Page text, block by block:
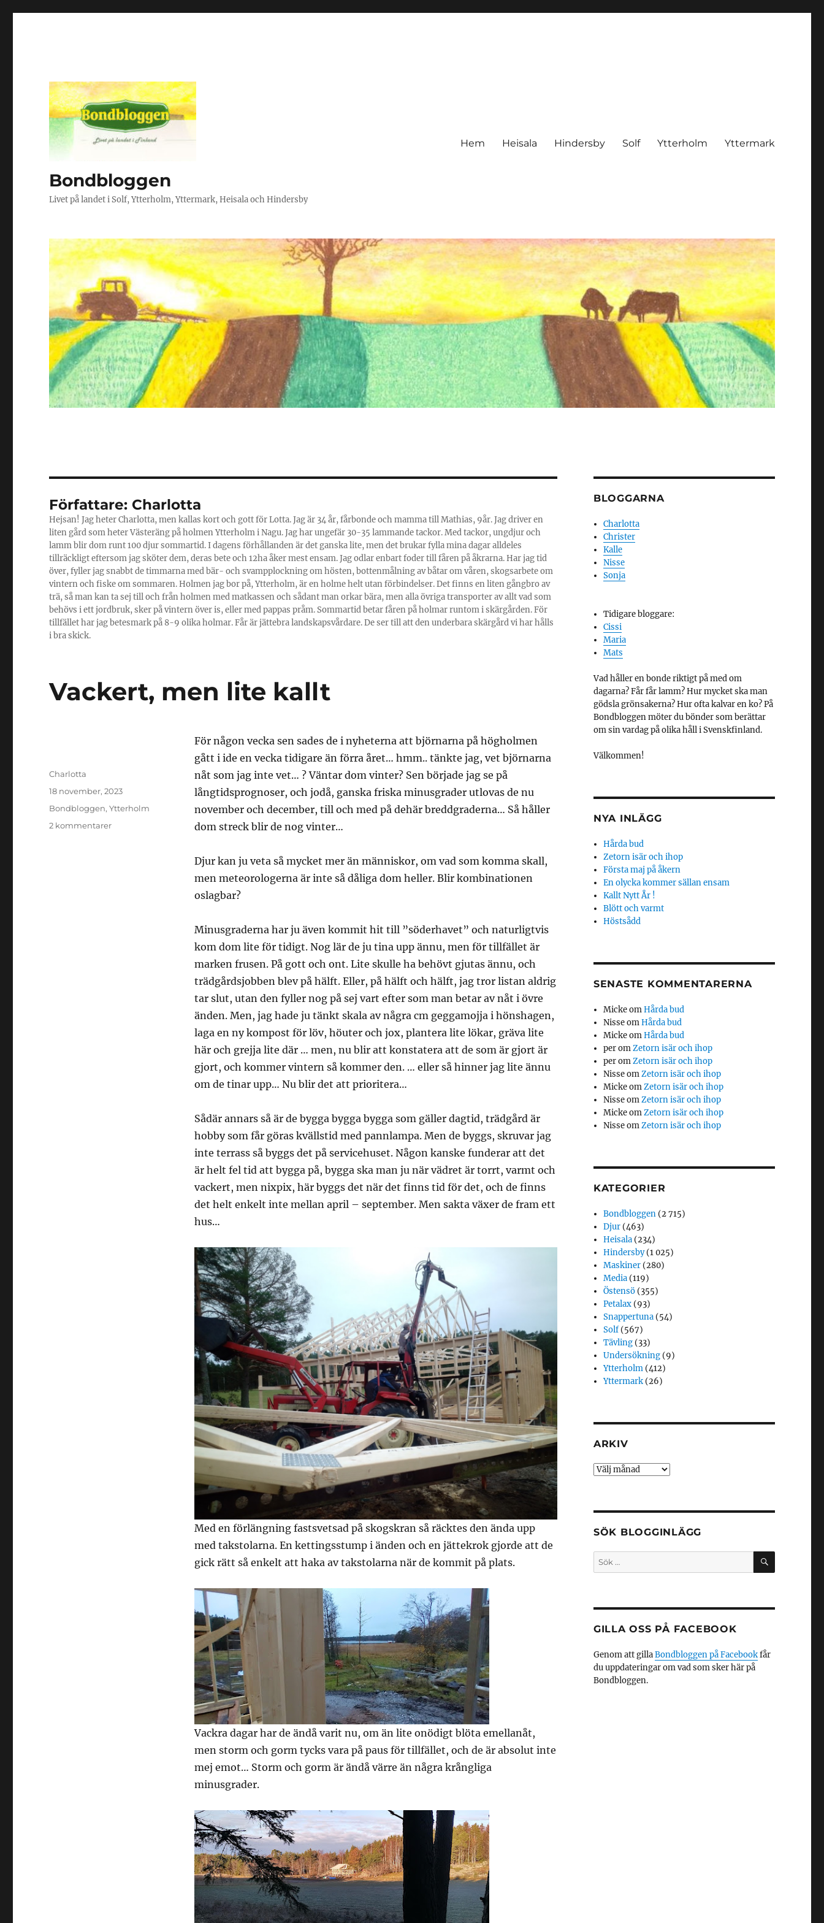
Bondbloggen
Livet på landet i Solf, Ytterholm, Yttermark, Heisala och Hindersby
Hem Heisala Hindersby Solf Ytterholm Yttermark
Författare: Charlotta
Hejsan! Jag heter Charlotta, men kallas kort och gott för Lotta. Jag är 34 år, fårbonde och mamma till Mathias, 9år. Jag driver en
liten gård som heter Västeräng på holmen Ytterholm i Nagu. Jag har ungefär 30-35 lammande tackor. Med tackor, ungdjur och
lamm blir dom runt 100 djur sommartid. I dagens förhållanden är det ganska lite, men det brukar fylla mina dagar alldeles
tillräckligt eftersom jag sköter dem, deras bete och 12ha åker mest ensam. Jag odlar enbart foder till fåren på åkrarna. Har jag tid
över, fyller jag snabbt de timmarna med bär- och svampplockning om hösten, bottenmålning av båtar om våren, skogsarbete om
vintern och fiske om sommaren. Holmen jag bor på, Ytterholm, är en holme helt utan förbindelser. Det finns en liten gångbro av
trä, så man kan ta sej till och från holmen med matkassen och sådant man orkar bära, men alla övriga transporter av allt vad som
behövs i ett jordbruk, sker på vintern över is, eller med pappas pråm. Sommartid betar fåren på holmar runtom i skärgården. För
tillfället har jag betesmark på 8-9 olika holmar. Får är jättebra landskapsvårdare. De ser till att den underbara skärgård vi har hålls
i bra skick.
Vackert, men lite kallt
För någon vecka sen sades de i nyheterna att björnarna på högholmen
gått i ide en vecka tidigare än förra året… hmm.. tänkte jag, vet björnarna
nåt som jag inte vet… ? Väntar dom vinter? Sen började jag se på
långtidsprognoser, och jodå, ganska friska minusgrader utlovas de nu
november och december, till och med på dehär breddgraderna… Så håller
dom streck blir de nog vinter…
Djur kan ju veta så mycket mer än människor, om vad som komma skall,
men meteorologerna är inte så dåliga dom heller. Blir kombinationen
oslagbar?
Minusgraderna har ju även kommit hit till ”söderhavet” och naturligtvis
kom dom lite för tidigt. Nog lär de ju tina upp ännu, men för tillfället är
marken frusen. På gott och ont. Lite skulle ha behövt gjutas ännu, och
trädgårdsjobben blev på hälft. Eller, på hälft och hälft, jag tror listan aldrig
tar slut, utan den fyller nog på sej vart efter som man betar av nåt i övre
änden. Men, jag hade ju tänkt skala av några cm geggamojja i hönshagen,
laga en ny kompost för löv, höuter och jox, plantera lite lökar, gräva lite
här och grejja lite där … men, nu blir att konstatera att de som är gjort är
gjort, och kommer vintern så kommer den. … eller så hinner jag lite ännu
om de tinar upp… Nu blir det att prioritera…
Sådär annars så är de bygga bygga bygga som gäller dagtid, trädgård är
hobby som får göras kvällstid med pannlampa. Men de byggs, skruvar jag
inte terrass så byggs det på servicehuset. Någon kanske funderar att det
är helt fel tid att bygga på, bygga ska man ju när vädret är torrt, varmt och
vackert, men nixpix, här byggs det när det finns tid för det, och de finns
det helt enkelt inte mellan april – september. Men sakta växer de fram ett
hus…
Med en förlängning fastsvetsad på skogskran så räcktes den ända upp
med takstolarna. En kettingsstump i änden och en jättekrok gjorde att de
gick rätt så enkelt att haka av takstolarna när de kommit på plats.
Vackra dagar har de ändå varit nu, om än lite onödigt blöta emellanåt,
men storm och gorm tycks vara på paus för tillfället, och de är absolut inte
mej emot… Storm och gorm är ändå värre än några krångliga
minusgrader.
Författare
Charlotta
Publicerat
18 november, 2023
Kategorier
Bondbloggen,Ytterholm
2 kommentarertill
BLOGGARNA
Charlotta
Christer
Kalle
Nisse
Sonja
Tidigare bloggare:
Cissi
Maria
Mats
Vad håller en bonde riktigt på med om
dagarna? Får får lamm? Hur mycket ska man
gödsla grönsakerna? Hur ofta kalvar en ko? På
Bondbloggen möter du bönder som berättar
om sin vardag på olika håll i Svenskfinland.
Välkommen!
NYA INLÄGG
Hårda bud
Zetorn isär och ihop
Första maj på åkern
En olycka kommer sällan ensam
Kallt Nytt År !
Blött och varmt
Höstsådd
SENASTE KOMMENTARERNA
MickeomHårda bud
NisseomHårda bud
MickeomHårda bud
peromZetorn isär och ihop
peromZetorn isär och ihop
NisseomZetorn isär och ihop
MickeomZetorn isär och ihop
NisseomZetorn isär och ihop
MickeomZetorn isär och ihop
NisseomZetorn isär och ihop
KATEGORIER
Bondbloggen (2 715)
Djur (463)
Heisala (234)
Hindersby(1 025)
Maskiner (280)
Media (119)
Östensö (355)
Petalax (93)
Snappertuna (54)
Solf(567)
Tävling (33)
Undersökning (9)
Ytterholm (412)
Yttermark (26)
ARKIV
Arkiv
SÖK BLOGGINLÄGG
Sök
efter:
SÖK
GILLA OSS PÅ FACEBOOK
Genom att gillaBondbloggen på Facebookfår
du uppdateringar om vad som sker här på
Bondbloggen.